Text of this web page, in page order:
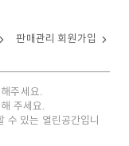
판매관리 회원가입
주세요.
주세요.
수 있는 열린공간입니